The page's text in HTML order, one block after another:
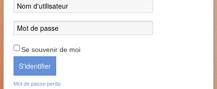
Se souvenir de moi
S'identifier
Mot de passe perdu